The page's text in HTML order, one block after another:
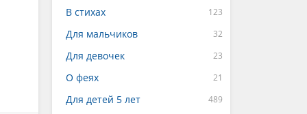
В стихах
Для мальчиков
Для девочек
О феях
Для детей 5 лет